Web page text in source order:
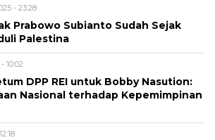
- 23:28
Prabowo Subianto Sudah Sejak
Palestina
10:02
DPP REI untuk Bobby Nasution:
Nasional terhadap Kepemimpinan